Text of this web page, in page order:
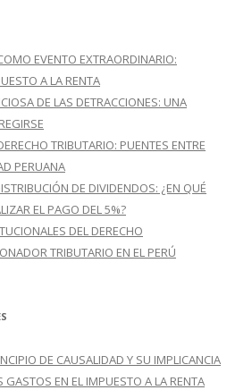
EVENTO EXTRAORDINARIO:
A LA RENTA
DE LAS DETRACCIONES: UNA
TRIBUTARIO: PUENTES ENTRE
PERUANA
DE DIVIDENDOS: ¿EN QUÉ
EL PAGO DEL 5%?
DEL DERECHO
TRIBUTARIO EN EL PERÚ
DE CAUSALIDAD Y SU IMPLICANCIA
GASTOS EN EL IMPUESTO A LA RENTA